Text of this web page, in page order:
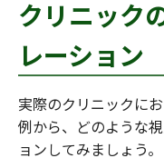
クリニック
レーション
実際のクリニックに
例から、どのような
ョンしてみましょう。